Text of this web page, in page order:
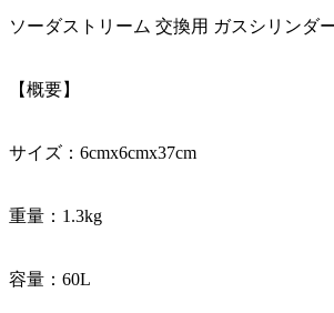
ソーダストリーム 交換用 ガスシリンダ
【概要】
サイズ：6cmx6cmx37cm
重量：1.3kg
容量：60L